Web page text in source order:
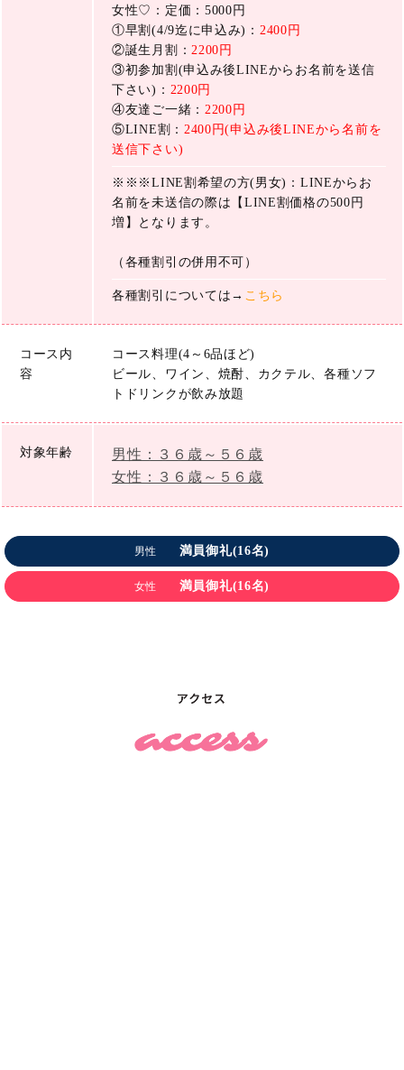
女性♡：定価：5000円
①早割(4/9迄に申込み)： 2400円
②誕生月割： 2200円
③初参加割(申込み後LINEからお名前を送信
下さい)： 2200円
④友達ご一緒： 2200円
⑤LINE割： 2400円(申込み後LINEから名前を
送信下さい)
※※※LINE割希望の方(男女)：LINEからお
名前を未送信の際は【LINE割価格の500円
増】となります。
（各種割引の併用不可）
各種割引については→ こちら
コース内
容
コース料理(4～6品ほど)
ビール、ワイン、焼酎、カクテル、各種ソフ
トドリンクが飲み放題
対象年齢
男性：３６歳～５６歳
女性：３６歳～５６歳
男性 満員御礼(16名)
女性 満員御礼(16名)